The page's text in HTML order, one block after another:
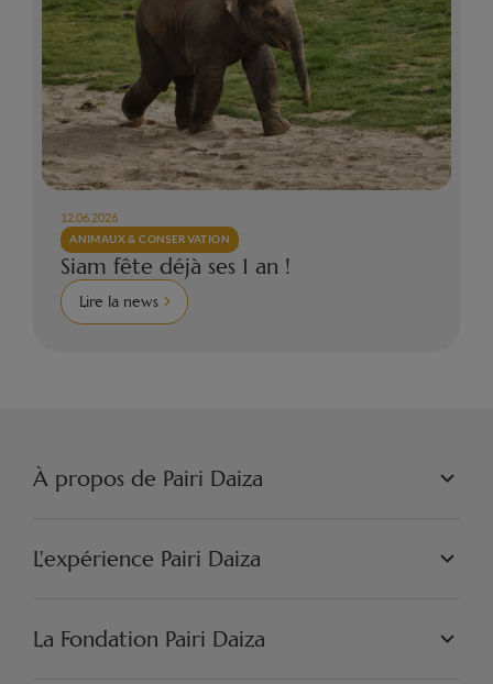
12.06.2026
ANIMAUX & CONSERVATION
Siam fête déjà ses 1 an !
Lire la news
À propos de Pairi Daiza
PHILOSOPHIE
JOBS
ARTISTIQUE
L'expérience Pairi Daiza
PAIRI DAIZA EXPÉRIENCES
PAIRI DAIZA RESORT
La Fondation Pairi Daiza